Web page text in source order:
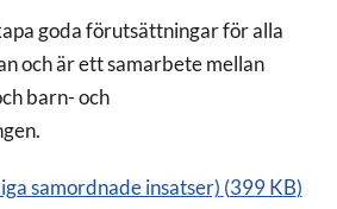
goda förutsättningar för alla
och är ett samarbete mellan
barn- och
samordnade insatser) (399 KB)